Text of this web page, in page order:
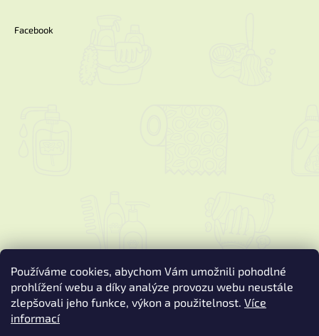
Používáme cookies, abychom Vám umožnili pohodlné
prohlížení webu a díky analýze provozu webu neustále
zlepšovali jeho funkce, výkon a použitelnost. Více
informací
Facebook